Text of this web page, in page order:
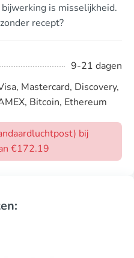
is misselijkheid.
recept?
9-21 dagen
Mastercard, Discovery,
Bitcoin, Ethereum
bij
€172.19